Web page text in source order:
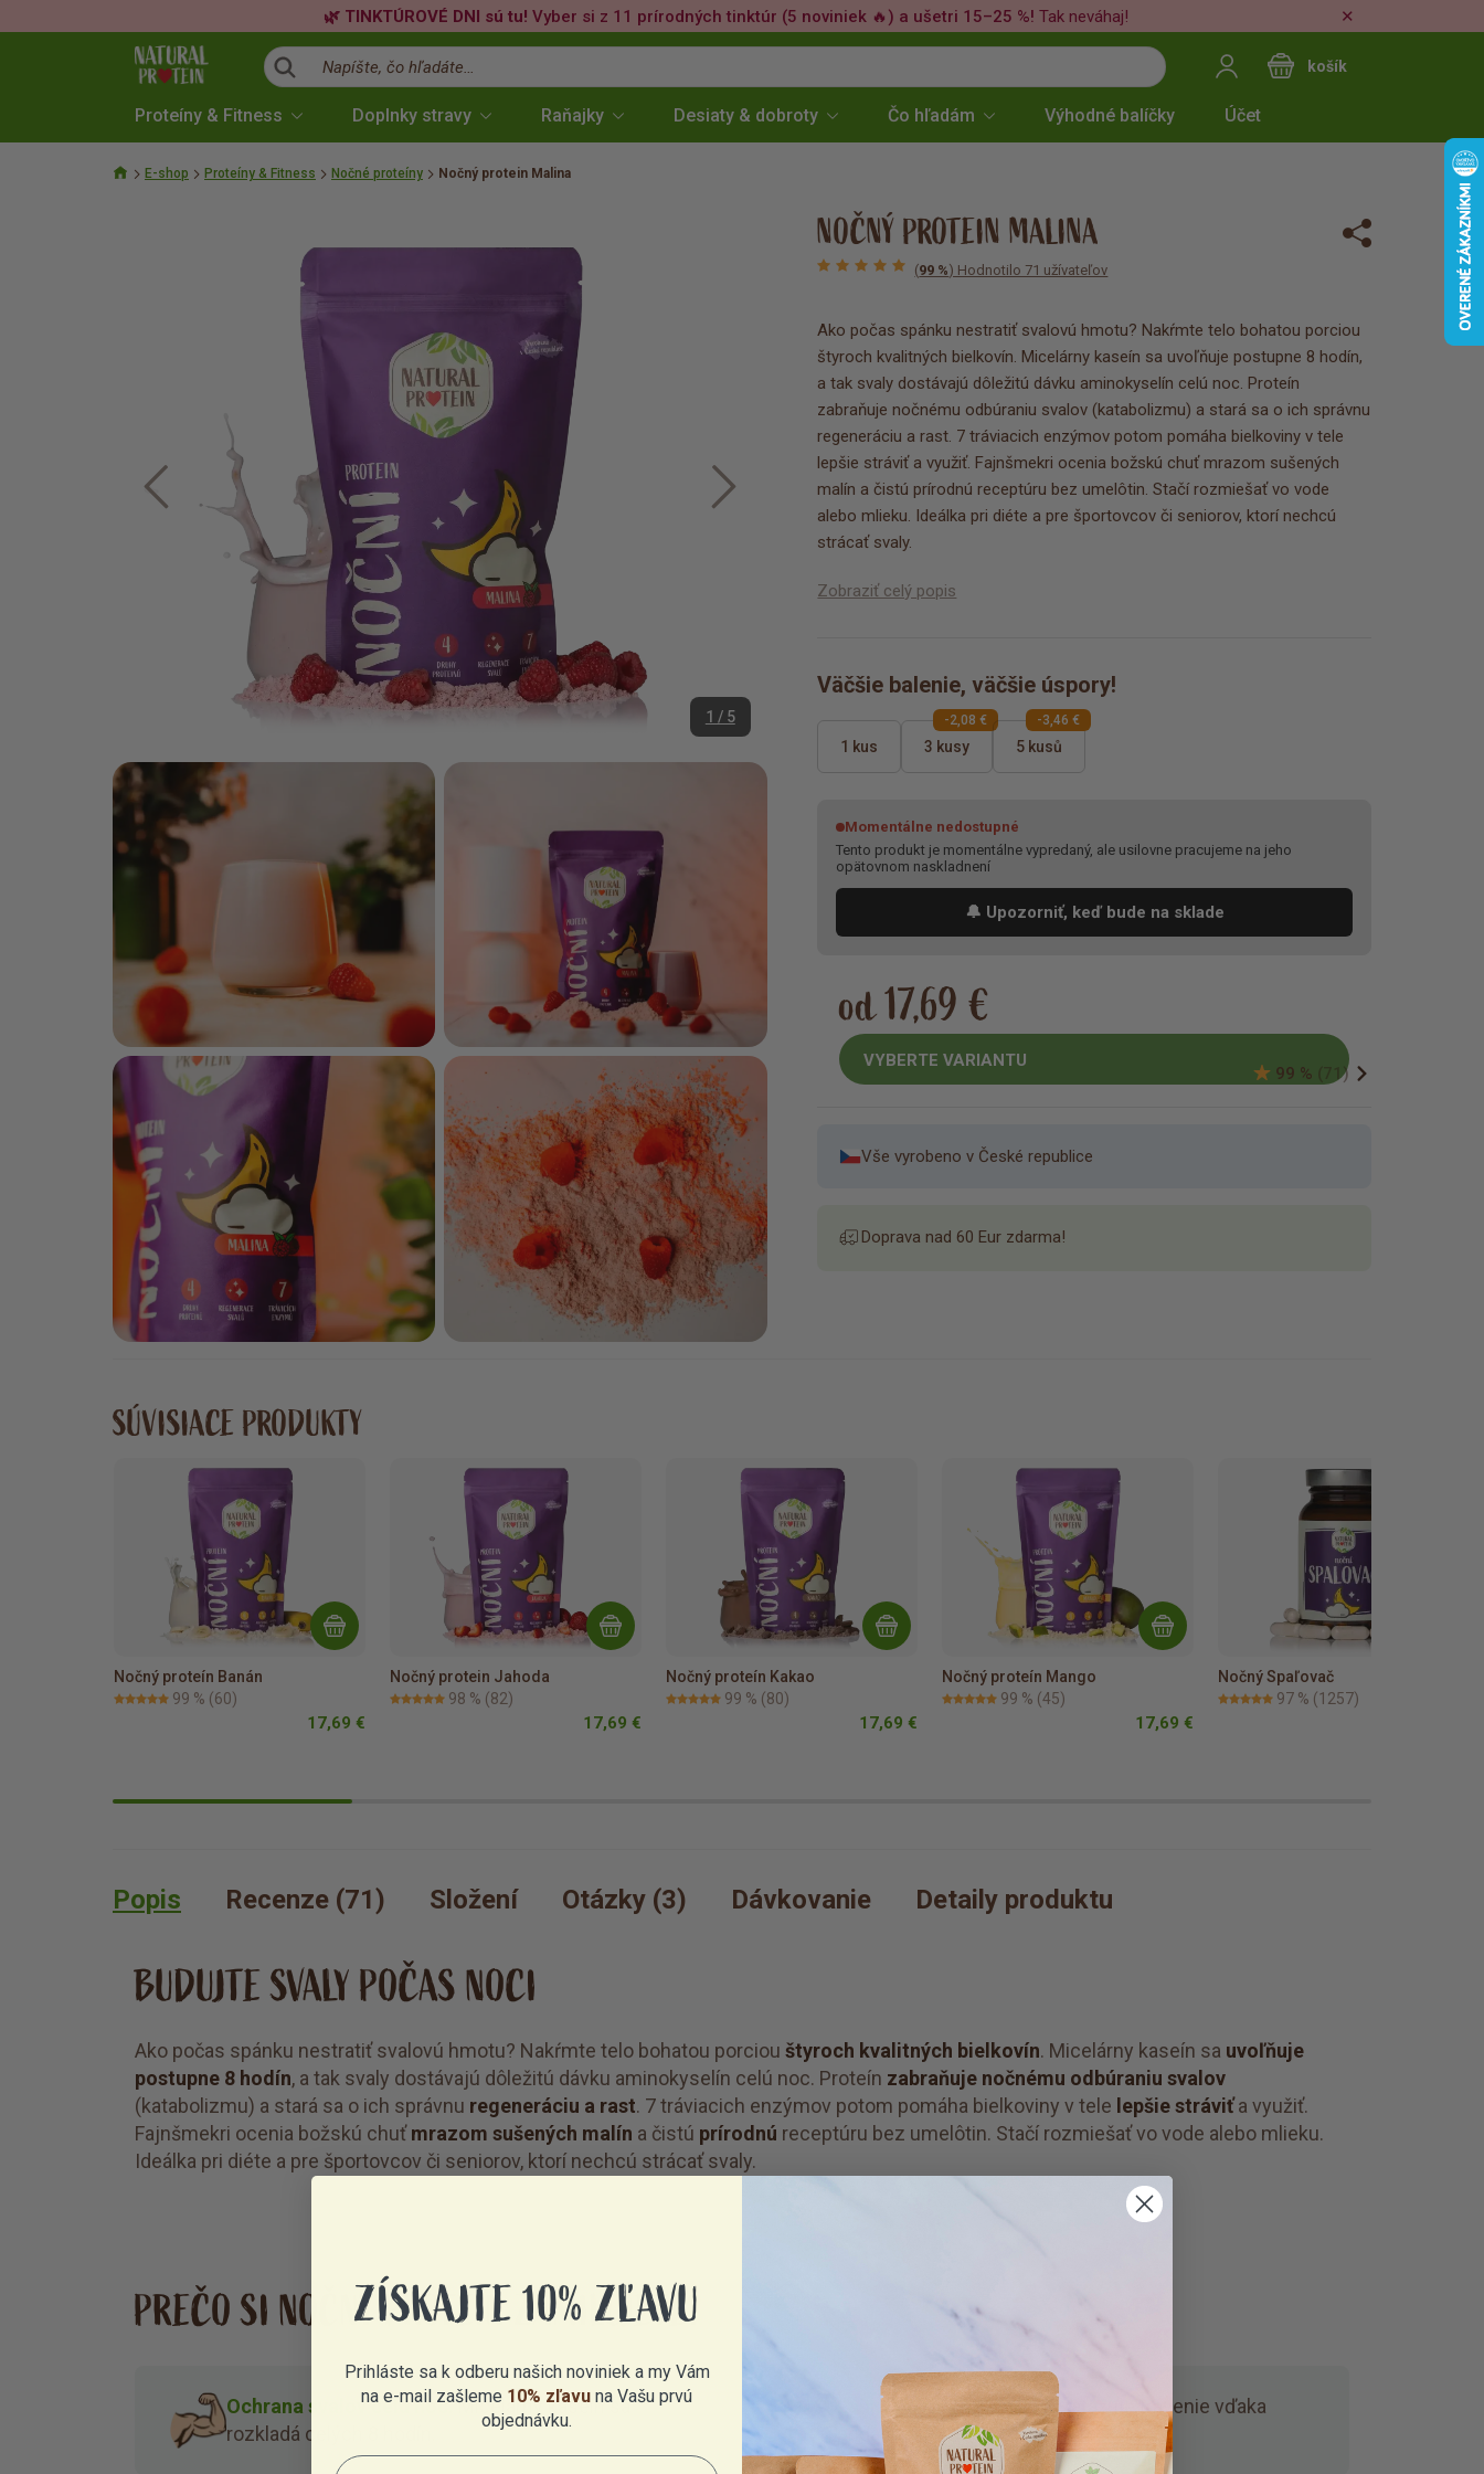
🌿 TINKTÚROVÉ DNI sú tu! Vyber si z 11 prírodných tinktúr (5 noviniek 🔥) a ušetri 15–25 %! Tak neváhaj! ✕
Napíšte, čo hľadáte… košík
Proteíny & Fitness Doplnky stravy Raňajky Desiaty & dobroty Čo hľadám Výhodné balíčky Účet
E-shop Proteíny & Fitness Nočné proteíny Nočný protein Malina
1 / 5
NOČNÝ PROTEIN MALINA
(99 %) Hodnotilo 71 užívateľov
Ako počas spánku nestratiť svalovú hmotu? Nakŕmte telo bohatou porciou
štyroch kvalitných bielkovín. Micelárny kaseín sa uvoľňuje postupne 8 hodín,
a tak svaly dostávajú dôležitú dávku aminokyselín celú noc. Proteín
zabraňuje nočnému odbúraniu svalov (katabolizmu) a stará sa o ich správnu
regeneráciu a rast. 7 tráviacich enzýmov potom pomáha bielkoviny v tele
lepšie stráviť a využiť. Fajnšmekri ocenia božskú chuť mrazom sušených
malín a čistú prírodnú receptúru bez umelôtin. Stačí rozmiešať vo vode
alebo mlieku. Ideálka pri diéte a pre športovcov či seniorov, ktorí nechcú
strácať svaly.
Zobraziť celý popis
Väčšie balenie, väčšie úspory!
1 kus 3 kusy
-2,08 €
5 kusů
-3,46 €
Momentálne nedostupné
Tento produkt je momentálne vypredaný, ale usilovne pracujeme na jeho
opätovnom naskladnení
🔔 Upozorniť, keď bude na sklade
99 % (71)
od 17,69 €
VYBERTE VARIANTU
Vše vyrobeno v České republice
Doprava nad 60 Eur zdarma!
SÚVISIACE PRODUKTY
Nočný proteín Banán
99 % (60)
17,69 €
Nočný protein Jahoda
98 % (82)
17,69 €
Nočný proteín Kakao
99 % (80)
17,69 €
Nočný proteín Mango
99 % (45)
17,69 €
Nočný Spaľovač
97 % (1257)
Popis Recenze (71) Složení Otázky (3) Dávkovanie Detaily produktu
BUDUJTE SVALY POČAS NOCI
Ako počas spánku nestratiť svalovú hmotu? Nakŕmte telo bohatou porciou štyroch kvalitných bielkovín. Micelárny kaseín sa uvoľňuje
postupne 8 hodín, a tak svaly dostávajú dôležitú dávku aminokyselín celú noc. Proteín zabraňuje nočnému odbúraniu svalov
(katabolizmu) a stará sa o ich správnu regeneráciu a rast. 7 tráviacich enzýmov potom pomáha bielkoviny v tele lepšie stráviťa využiť.
Fajnšmekri ocenia božskú chuťmrazom sušených malín a čistú prírodnú receptúru bez umelôtin. Stačí rozmiešať vo vode alebo mlieku.
Ideálka pri diéte a pre športovcov či seniorov, ktorí nechcú strácať svaly.
PREČO SI NOČNÝ PROTEÍN ZAMILUJETE?
Ochrana svalov celú noc.Micelárny kaseín sa
rozkladá celých 8 hodín.
Ľahký pocit v bruchu.Nezaťažuje trávenie vďaka
pridaným tráviacim enzýmom.
ZÍSKAJTE 10% ZĽAVU
Prihláste sa k odberu našich noviniek a my Vám
na e-mail zašleme 10% zľavu na Vašu prvú
objednávku.